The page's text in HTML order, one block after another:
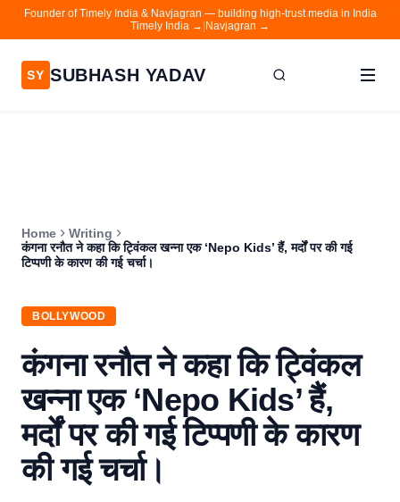
Founder of Timely India & Navjagran — building high-trust media in India
Timely India → Navjagran →
SY SUBHASH YADAV
Contact
Navjagran
Home
Writing
कंगना रनौत ने कहा कि ट्विंकल खन्ना एक ‘Nepo Kids’ हैं, मर्दों पर की गई
टिप्पणी के कारण की गई चर्चा।
BOLLYWOOD
कंगना रनौत ने कहा कि ट्विंकल
खन्ना एक ‘Nepo Kids’ हैं,
मर्दों पर की गई टिप्पणी के कारण
की गई चर्चा।